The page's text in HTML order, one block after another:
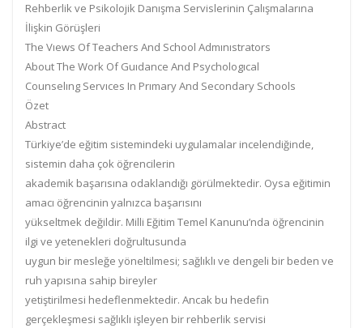
Rehberlik ve Psikolojik Danışma Servislerinin Çalışmalarına
İlişkin Görüşleri
The Vıews Of Teachers And School Admınıstrators
About The Work Of Guıdance And Psychologıcal
Counselıng Servıces In Prımary And Secondary Schools
Özet
Abstract
Türkiye’de eğitim sistemindeki uygulamalar incelendiğinde,
sistemin daha çok öğrencilerin
akademik başarısına odaklandığı görülmektedir. Oysa eğitimin
amacı öğrencinin yalnızca başarısını
yükseltmek değildir. Milli Eğitim Temel Kanunu’nda öğrencinin
ilgi ve yetenekleri doğrultusunda
uygun bir mesleğe yöneltilmesi; sağlıklı ve dengeli bir beden ve
ruh yapısına sahip bireyler
yetiştirilmesi hedeflenmektedir. Ancak bu hedefin
gerçekleşmesi sağlıklı işleyen bir rehberlik servisi